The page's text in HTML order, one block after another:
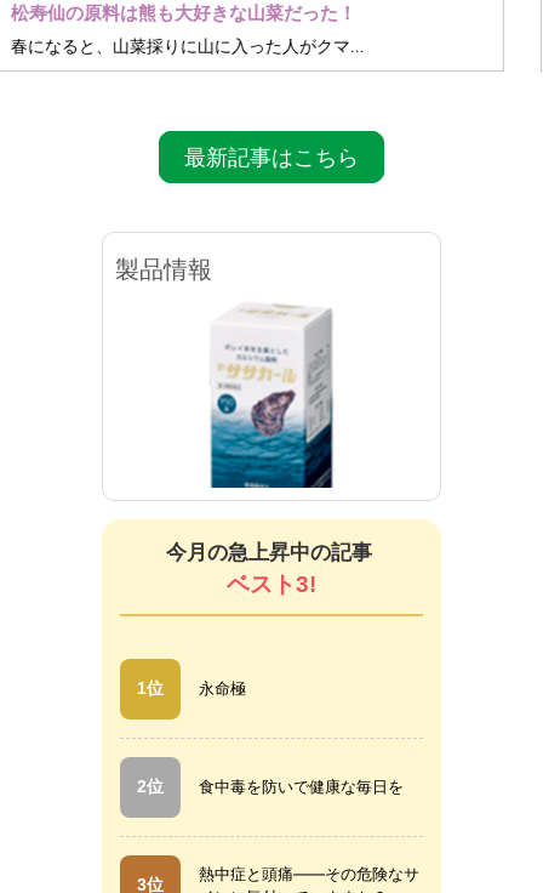
赤城工場・長寿の森林研修を終えて
最新記事はこちら
製品情報
新ササカール（錠剤）
今月の急上昇中の記事
ベスト3!
1位 永命極
2位 食中毒を防いで健康な毎日を
3位
熱中症と頭痛――その危険なサ